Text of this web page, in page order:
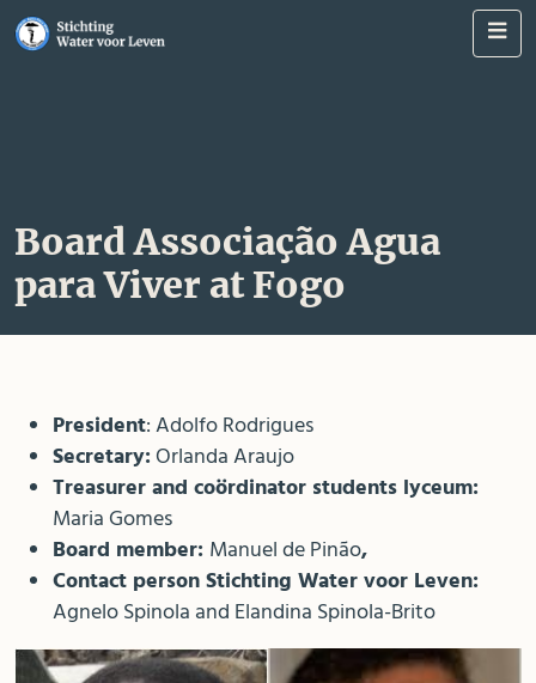
Board Associação Agua
para Viver at Fogo
President: Adolfo Rodrigues
Secretary: Orlanda Araujo
Treasurer and coördinator students lyceum:
Maria Gomes
Board member: Manuel de Pinão,
Contact person Stichting Water voor Leven:
Agnelo Spinola and Elandina Spinola-Brito